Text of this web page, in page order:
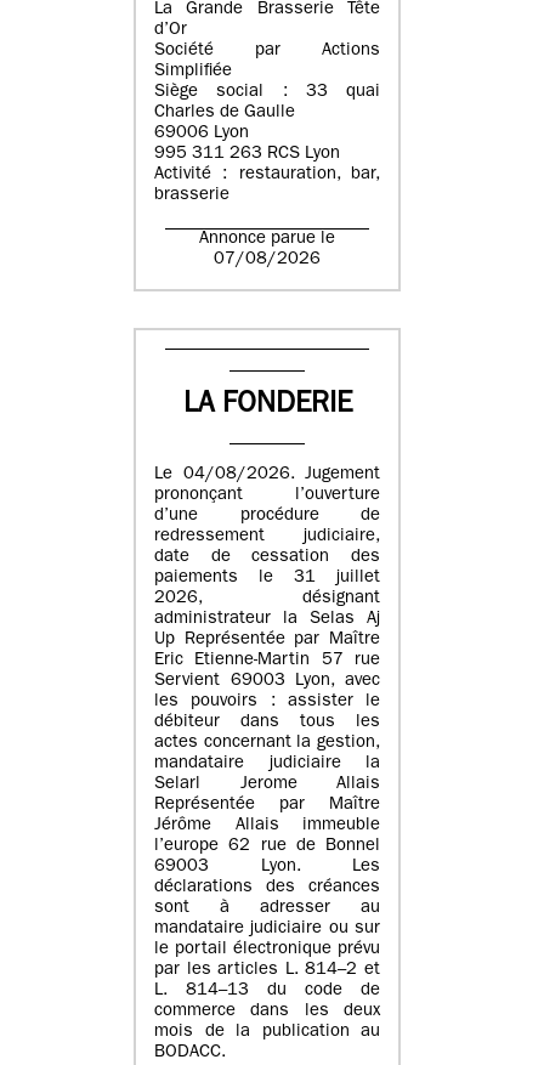
La Grande Brasserie Tête
d’Or
Société par Actions
Simplifiée
Siège social : 33 quai
Charles de Gaulle
69006 Lyon
995 311 263 RCS Lyon
Activité : restauration, bar,
brasserie
Annonce parue le
07/08/2026
LA FONDERIE
Le 04/08/2026. Jugement
prononçant l’ouverture
d’une procédure de
redressement judiciaire,
date de cessation des
paiements le 31 juillet
2026, désignant
administrateur la Selas Aj
Up Représentée par Maître
Eric Etienne-Martin 57 rue
Servient 69003 Lyon, avec
les pouvoirs : assister le
débiteur dans tous les
actes concernant la gestion,
mandataire judiciaire la
Selarl Jerome Allais
Représentée par Maître
Jérôme Allais immeuble
l’europe 62 rue de Bonnel
69003 Lyon. Les
déclarations des créances
sont à adresser au
mandataire judiciaire ou sur
le portail électronique prévu
par les articles L. 814–2 et
L. 814–13 du code de
commerce dans les deux
mois de la publication au
BODACC.